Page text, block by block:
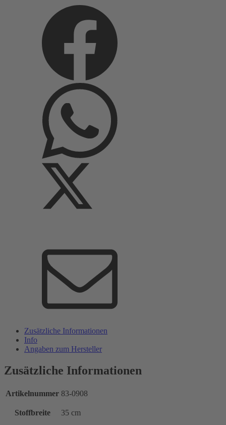
Zusätzliche Informationen
Info
Angaben zum Hersteller
Zusätzliche Informationen
Artikelnummer 83-0908
Stoffbreite 35 cm